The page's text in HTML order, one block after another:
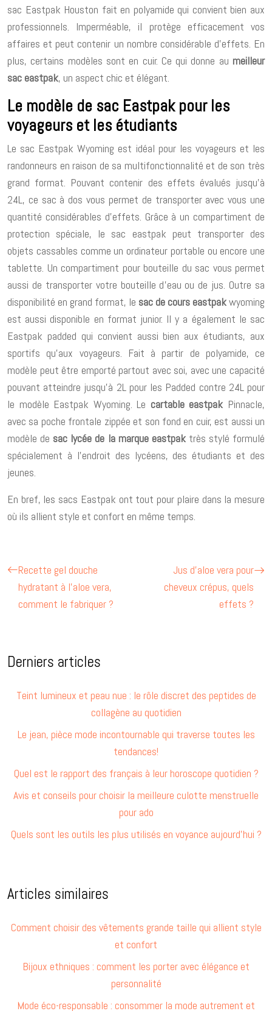
sac Eastpak Houston fait en polyamide qui convient bien aux
professionnels. Imperméable, il protège efficacement vos
affaires et peut contenir un nombre considérable d’effets. En
plus, certains modèles sont en cuir. Ce qui donne au meilleur
sac eastpak, un aspect chic et élégant.
Le modèle de sac Eastpak pour les
voyageurs et les étudiants
Le sac Eastpak Wyoming est idéal pour les voyageurs et les
randonneurs en raison de sa multifonctionnalité et de son très
grand format. Pouvant contenir des effets évalués jusqu’à
24L, ce sac à dos vous permet de transporter avec vous une
quantité considérables d’effets. Grâce à un compartiment de
protection spéciale, le sac eastpak peut transporter des
objets cassables comme un ordinateur portable ou encore une
tablette. Un compartiment pour bouteille du sac vous permet
aussi de transporter votre bouteille d’eau ou de jus. Outre sa
disponibilité en grand format, le sac de cours eastpakwyoming
est aussi disponible en format junior. Il y a également le sac
Eastpak padded qui convient aussi bien aux étudiants, aux
sportifs qu’aux voyageurs. Fait à partir de polyamide, ce
modèle peut être emporté partout avec soi, avec une capacité
pouvant atteindre jusqu’à 2L pour les Padded contre 24L pour
le modèle Eastpak Wyoming. Le cartable eastpak Pinnacle,
avec sa poche frontale zippée et son fond en cuir, est aussi un
modèle de sac lycée de la marque eastpaktrès stylé formulé
spécialement à l’endroit des lycéens, des étudiants et des
jeunes.
En bref, les sacs Eastpak ont tout pour plaire dans la mesure
où ils allient style et confort en même temps.
Recette gel douche
hydratant à l’aloe vera,
comment le fabriquer ?
Jus d’aloe vera pour
cheveux crépus, quels
effets ?
Derniers articles
Teint lumineux et peau nue : le rôle discret des peptides de
collagène au quotidien
Le jean, pièce mode incontournable qui traverse toutes les
tendances!
Quel est le rapport des français à leur horoscope quotidien ?
Avis et conseils pour choisir la meilleure culotte menstruelle
pour ado
Quels sont les outils les plus utilisés en voyance aujourd’hui ?
Articles similaires
Comment choisir des vêtements grande taille qui allient style
et confort
Bijoux ethniques : comment les porter avec élégance et
personnalité
Mode éco-responsable : consommer la mode autrement et